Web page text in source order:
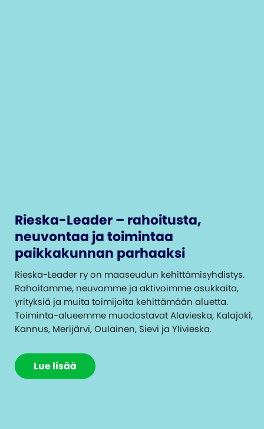
Rieska-Leader – rahoitusta,
neuvontaa ja toimintaa
paikkakunnan parhaaksi
Rieska-Leader ry on maaseudun kehittämisyhdistys.
Rahoitamme, neuvomme ja aktivoimme asukkaita,
yrityksiä ja muita toimijoita kehittämään aluetta.
Toiminta-alueemme muodostavat Alavieska, Kalajoki,
Kannus, Merijärvi, Oulainen, Sievi ja Ylivieska.
Lue lisää